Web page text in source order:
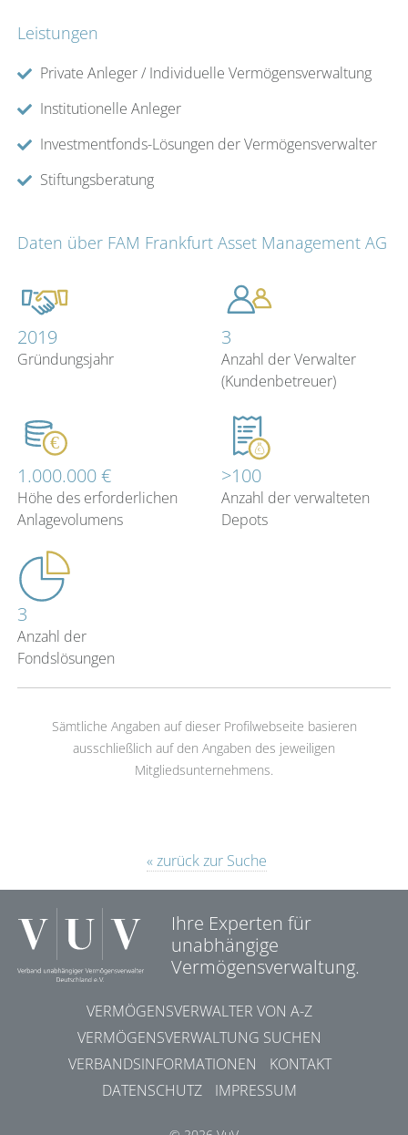
Leistungen
Private Anleger / Individuelle Vermögensverwaltung
Institutionelle Anleger
Investmentfonds-Lösungen der Vermögensverwalter
Stiftungsberatung
Daten über FAM Frankfurt Asset Management AG
2019
Gründungsjahr
3
Anzahl der Verwalter
(Kundenbetreuer)
1.000.000 €
Höhe des erforderlichen
Anlagevolumens
>100
Anzahl der verwalteten
Depots
3
Anzahl der
Fondslösungen
Sämtliche Angaben auf dieser Profilwebseite basieren
ausschließlich auf den Angaben des jeweiligen
Mitgliedsunternehmens.
« zurück zur Suche
Ihre Experten für
unabhängige
Vermögensverwaltung.
VERMÖGENSVERWALTER VON A-Z
VERMÖGENSVERWALTUNG SUCHEN
VERBANDSINFORMATIONEN
KONTAKT
DATENSCHUTZ
IMPRESSUM